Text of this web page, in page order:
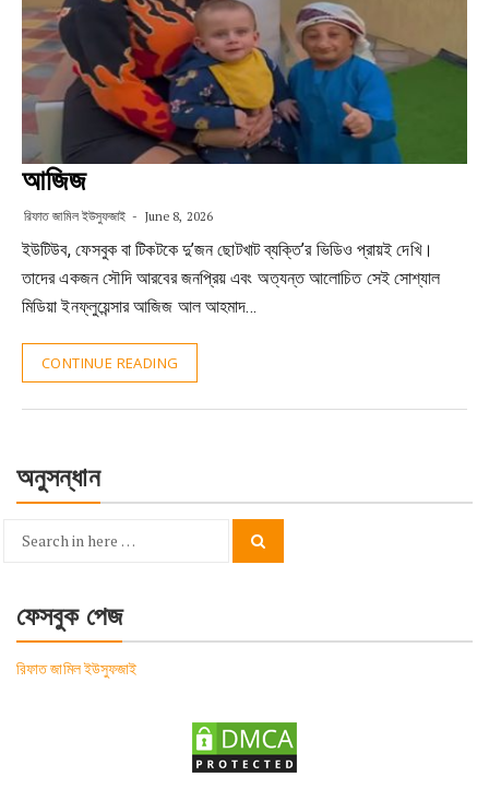
আজিজ
রিফাত জামিল ইউসুফজাই June 8, 2026
ইউটিউব, ফেসবুক বা টিকটকে দু’জন ছোটখাট ব্যক্তি’র ভিডিও প্রায়ই দেখি।
তাদের একজন সৌদি আরবের জনপ্রিয় এবং অত্যন্ত আলোচিত সেই সোশ্যাল
মিডিয়া ইনফ্লুয়েন্সার আজিজ আল আহমাদ…
CONTINUE READING
অনুসন্ধান
Search
ফেসবুক পেজ
রিফাত জামিল ইউসুফজাই